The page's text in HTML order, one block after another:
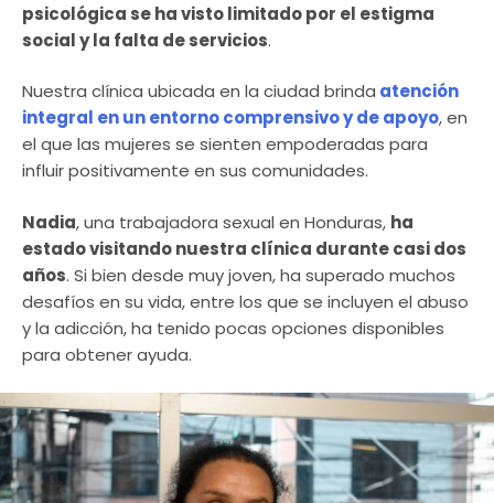
psicológica se ha visto limitado por el estigma
social y la falta de servicios.
Nuestra clínica ubicada en la ciudad brinda atención
integral en un entorno comprensivo y de apoyo, en
el que las mujeres se sienten empoderadas para
influir positivamente en sus comunidades.
Nadia, una trabajadora sexual en Honduras, ha
estado visitando nuestra clínica durante casi dos
años. Si bien desde muy joven, ha superado muchos
desafíos en su vida, entre los que se incluyen el abuso
y la adicción, ha tenido pocas opciones disponibles
para obtener ayuda.